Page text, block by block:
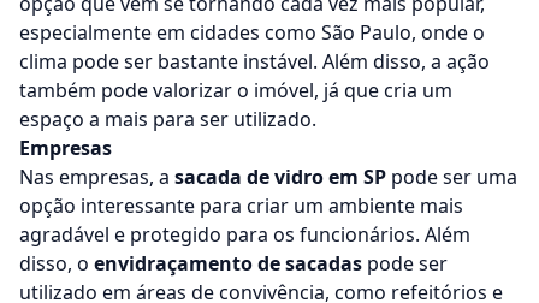
especialmente em cidades como São Paulo, onde o
clima pode ser bastante instável. Além disso, a ação
também pode valorizar o imóvel, já que cria um
espaço a mais para ser utilizado.
Empresas
Nas empresas, a sacada de vidro em SP pode ser uma
opção interessante para criar um ambiente mais
agradável e protegido para os funcionários. Além
disso, o envidraçamento de sacadas pode ser
utilizado em áreas de convivência, como refeitórios e